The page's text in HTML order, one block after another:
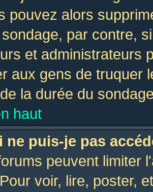
pouvez alors
par contre,
et administrateurs
aux gens de truquer
la durée du
haut
ne puis-je pas
peuvent limiter
voir, lire, poster,